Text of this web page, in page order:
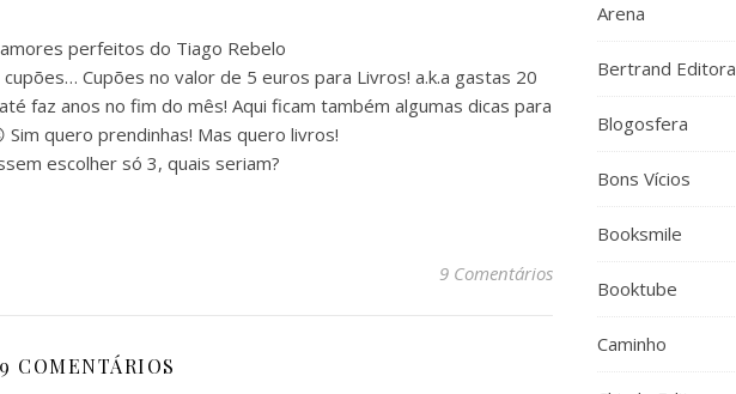
perfeitos do Tiago Rebelo
Cupões no valor de 5 euros para Livros! a.k.a gastas 20
faz anos no fim do mês! Aqui ficam também algumas dicas para
Sim quero prendinhas! Mas quero livros!
escolher só 3, quais seriam?
9 Comentários
9 COMENTÁRIOS
Arena
Bertrand Editora
Blogosfera
Bons Vícios
Booksmile
Booktube
Caminho